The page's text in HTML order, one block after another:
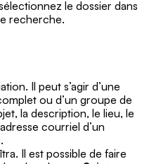
le dossier dans
recherche.
Il peut s’agir d’une
ou d’un groupe de
la description, le lieu, le
courriel d’un
Il est possible de faire